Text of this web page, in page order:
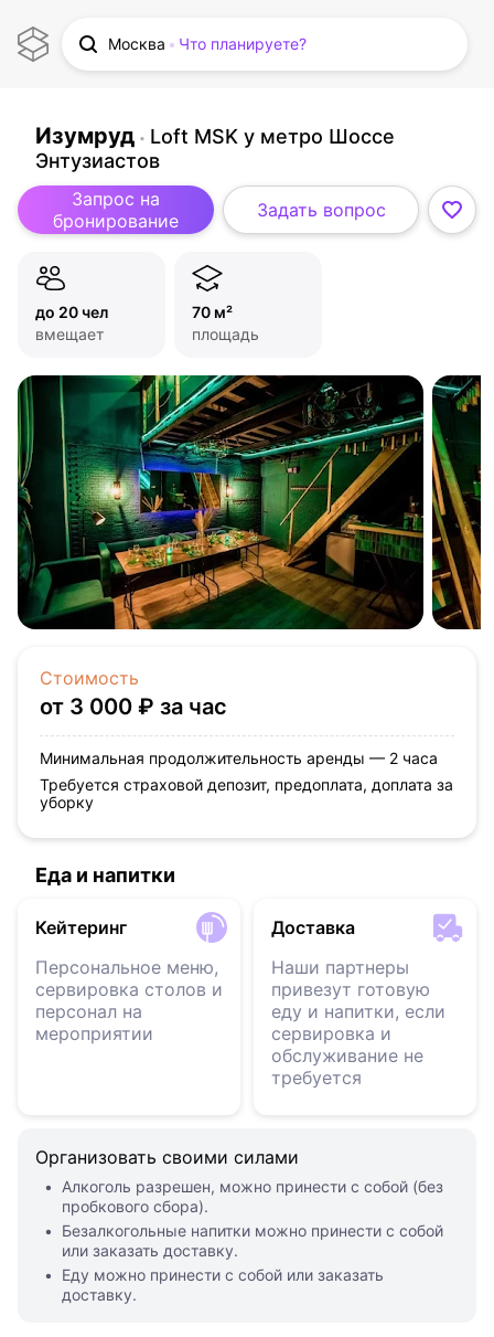
Москва Что планируете?
Изумруд
Loft MSK у метро Шоссе
Энтузиастов
Запрос на
бронирование
Задать вопрос
до 20 чел
вмещает
70 м²
площадь
Стоимость
от 3 000 ₽ за час
Минимальная продолжительность аренды — 2 часа
Требуется страховой депозит, предоплата, доплата за
уборку
Еда и напитки
Кейтеринг
Персональное меню,
сервировка столов и
персонал на
мероприятии
Доставка
Наши партнеры
привезут готовую
еду и напитки, если
сервировка и
обслуживание не
требуется
Организовать своими силами
Алкоголь разрешен, можно принести с собой (без
пробкового сбора).
Безалкогольные напитки можно принести с собой
или заказать доставку.
Еду можно принести с собой или заказать
доставку.